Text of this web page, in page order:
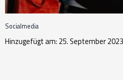
Socialmedia
Hinzugefügt am: 25. September 2023